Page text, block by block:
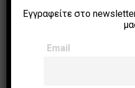
Εγγραφείτε στο
Email